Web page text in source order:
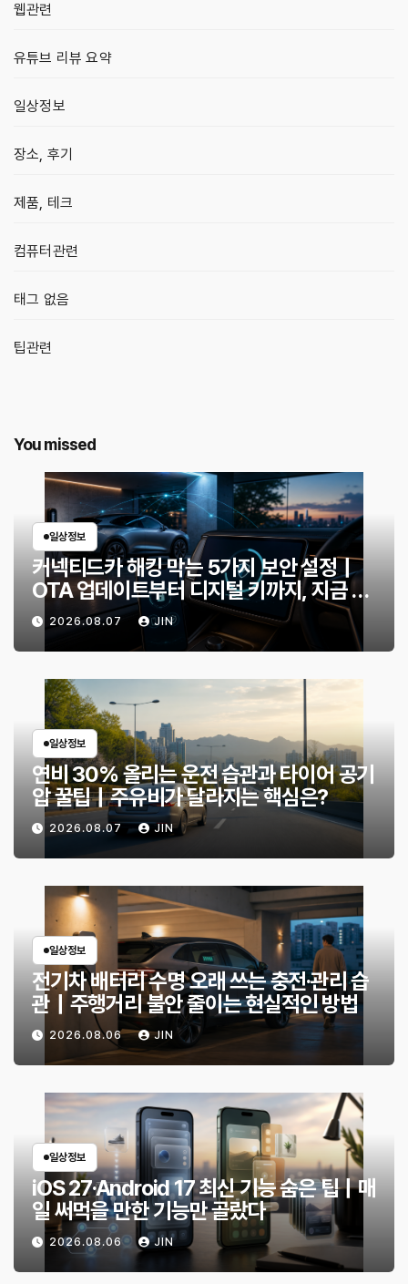
웹관련
유튜브 리뷰 요약
일상정보
장소, 후기
제품, 테크
컴퓨터관련
태그 없음
팁관련
You missed
일상정보
커넥티드카 해킹 막는 5가지 보안 설정｜
OTA 업데이트부터 디지털 키까지, 지금 확
인할 것은?
2026.08.07 JIN
일상정보
연비 30% 올리는 운전 습관과 타이어 공기
압 꿀팁｜주유비가 달라지는 핵심은?
2026.08.07 JIN
일상정보
전기차 배터리 수명 오래 쓰는 충전·관리 습
관｜주행거리 불안 줄이는 현실적인 방법
2026.08.06 JIN
일상정보
iOS 27·Android 17 최신 기능 숨은 팁｜매
일 써먹을 만한 기능만 골랐다
2026.08.06 JIN